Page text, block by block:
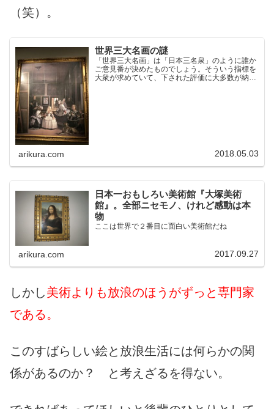
（笑）。
世界三大名画の謎
「世界三大名画」は「日本三名泉」のように誰か
ご意見番が決めたものでしょう。そういう指標を
大衆が求めていて、下された評価に大多数が納得
arikura.com 2018.05.03
日本一おもしろい美術館『大塚美術
館』。全部ニセモノ、けれど感動は本
物
ここは世界で２番目に面白い美術館だね
arikura.com 2017.09.27
しかし美術よりも放浪のほうがずっと専門家
である。
このすばらしい絵と放浪生活には何らかの関
係があるのか？ と考えざるを得ない。